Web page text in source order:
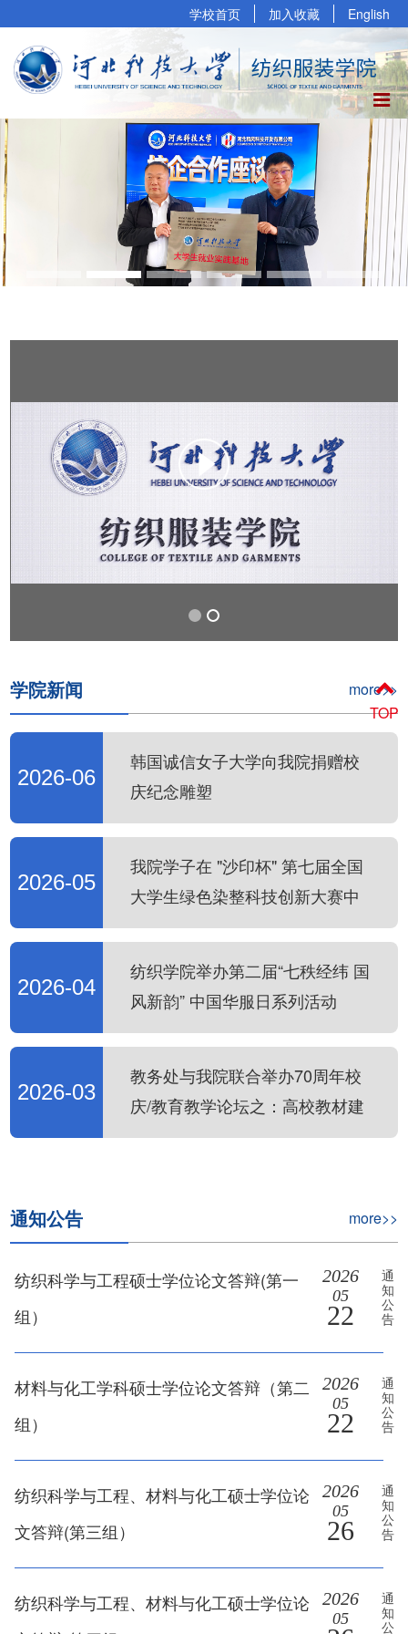
学校首页 加入收藏 English
more>>
学院新闻
2026-06
韩国诚信女子大学向我院捐赠校
庆纪念雕塑
2026-05
我院学子在 "沙印杯" 第七届全国
大学生绿色染整科技创新大赛中
斩获佳绩
2026-04
纺织学院举办第二届“七秩经纬 国
风新韵” 中国华服日系列活动
2026-03
教务处与我院联合举办70周年校
庆/教育教学论坛之：高校教材建
设探索与出版
more>>
通知公告
纺织科学与工程硕士学位论文答辩(第一
组）
2026
05
22
通
知
公
告
材料与化工学科硕士学位论文答辩（第二
组）
2026
05
22
通
知
公
告
纺织科学与工程、材料与化工硕士学位论
文答辩(第三组）
2026
05
26
通
知
公
告
纺织科学与工程、材料与化工硕士学位论
2026
05
通
知
公
TOP